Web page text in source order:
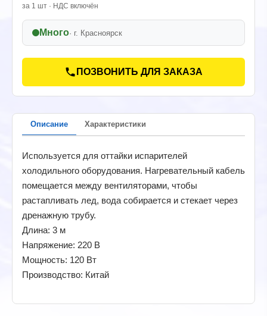
за 1 шт · НДС включён
Много· г. Красноярск
ПОЗВОНИТЬ ДЛЯ ЗАКАЗА
Описание Характеристики
Используется для оттайки испарителей
холодильного оборудования. Нагревательный кабель
помещается между вентиляторами, чтобы
растапливать лед, вода собирается и стекает через
дренажную трубу.
Длина: 3 м
Напряжение: 220 В
Мощность: 120 Вт
Производство: Китай